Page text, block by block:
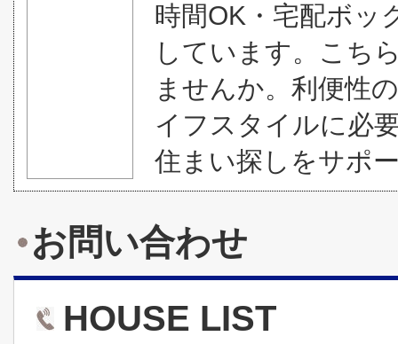
時間OK・宅配ボッ
しています。こち
ませんか。利便性
イフスタイルに必
住まい探しをサポ
お問い合わせ
HOUSE LIST